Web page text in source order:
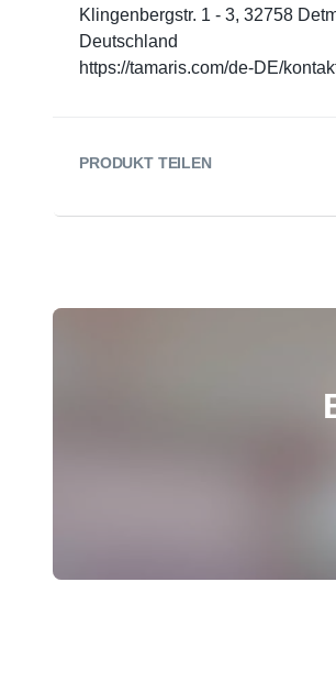
Klingenbergstr. 1 - 3, 32758
Deutschland
https://tamaris.com/de-DE/
PRODUKT TEILEN